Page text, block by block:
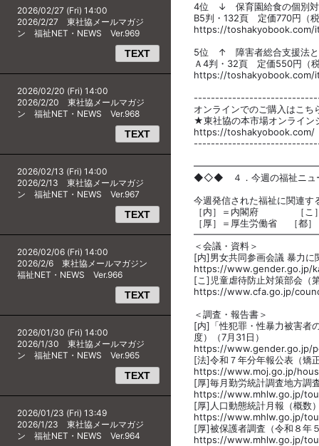
2026/02/27 (Fri) 14:00
2026/2/27 東社協メールマガジ
ン 福祉NET・NEWS Ver.969
TEXT
2026/02/20 (Fri) 14:00
2026/2/20 東社協メールマガジ
ン 福祉NET・NEWS Ver.968
TEXT
2026/02/13 (Fri) 14:00
2026/2/13 東社協メールマガジ
ン 福祉NET・NEWS Ver.967
TEXT
2026/02/06 (Fri) 14:00
2026/2/6 東社協メールマガジン
福祉NET・NEWS Ver.966
TEXT
2026/01/30 (Fri) 14:00
2026/1/30 東社協メールマガジ
ン 福祉NET・NEWS Ver.965
TEXT
2026/01/23 (Fri) 13:49
2026/1/23 東社協メールマガジ
ン 福祉NET・NEWS Ver.964
4位 ↓ 保育園給食の個別対
B5判・132頁 定価770円（
https://toshakyobook.com/
5位 ↑ 障害者総合支援法と
Ａ4判・32頁 定価550円（
https://toshakyobook.com/
オンラインでのご購入はこち
★東社協の本市場オンライ
https://toshakyobook.com/
◆◇◆ ４．今週の福祉ニ
今週発信された福祉に関連す
［内］＝内閣府 ［こ］
［厚］＝厚生労働省
＜会議・資料＞
[内]男女共同参画会議 暴⼒に
https://www.gender.go.jp/
[こ]児童虐待防止対策部会（
https://www.cfa.go.jp/
＜調査・報告書＞
[内]「性犯罪・性暴力被害者
度）（7月31日）
https://www.gender.go.jp/
[法]令和７年分年報公表（矯
https://www.moj.go.jp/
[厚]毎月勤労統計調査地方調
https://www.mhlw.go.jp/
[厚]人口動態統計月報（概数
https://www.mhlw.go.jp/
[厚]被保護者調査（令和８年
https://www.mhlw.go.jp/